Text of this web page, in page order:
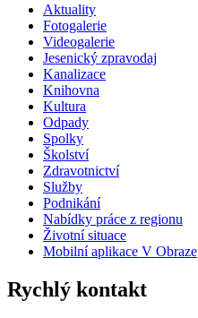
Aktuality
Fotogalerie
Videogalerie
Jesenický zpravodaj
Kanalizace
Knihovna
Kultura
Odpady
Spolky
Školství
Zdravotnictví
Služby
Podnikání
Nabídky práce z regionu
Životní situace
Mobilní aplikace V Obraze
Rychlý kontakt